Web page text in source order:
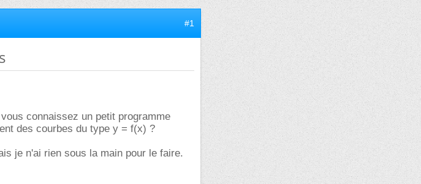
#1
connaissez un petit programme
des courbes du type y = f(x) ?
je n'ai rien sous la main pour le faire.